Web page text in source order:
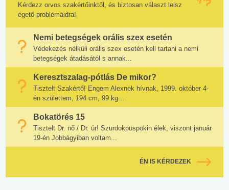
Kérdezz orvos szakértőinktől, és biztosan választ lelsz
égető problémáidra!
Nemi betegségek orális szex esetén
Védekezés nélküli orális szex esetén kell tartani a nemi
betegségek átadásától s annak...
Keresztszalag-pótlás De mikor?
Tisztelt Szakértő! Engem Alexnek hívnak, 1999. október 4-
én születtem, 194 cm, 99 kg...
Bokatörés 15
Tisztelt Dr. nő / Dr. úr! Szurdokpüspökin élek, viszont január
19-én Jobbágyiban voltam...
ÉN IS KÉRDEZEK